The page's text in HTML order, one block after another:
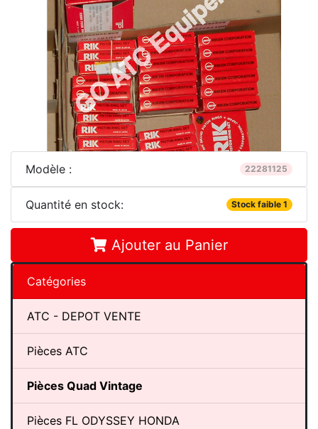
Modèle : 22281125
Quantité en stock: Stock faible 1
Ajouter au Panier
Catégories
ATC - DEPOT VENTE
Pièces ATC
Pièces Quad Vintage
Pièces FL ODYSSEY HONDA